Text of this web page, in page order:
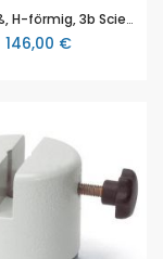
Stativfuß, H-förmig, 3b Scientific (1018874 [U8557440])
146,00 €